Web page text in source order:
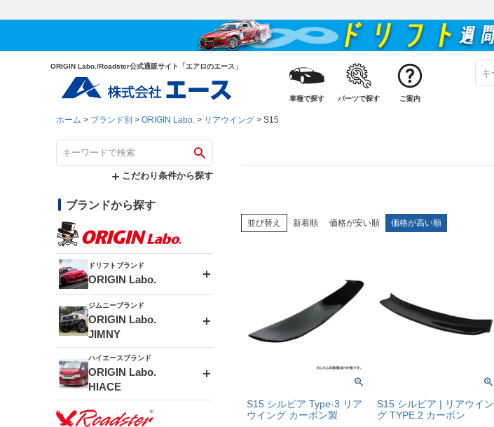
ORIGIN Labo./Roadster公式通販サイト「エアロのエース」
車種で探す パーツで探す ご案内
ホーム ブランド別 ORIGIN Labo. リアウイング S15
こだわり条件から探す
ブランドから探す
ドリフトブランド
ORIGIN Labo.
エアロシリーズ
ドリフトライン
風神(180SX)
フロントフェンダー
リアフェンダー
ジムニーブランド
ORIGIN Labo.
JIMNY
アルミホイール
MUD-ZEUS
アルミホイール
MUD-SR7
ハイエースブランド
ORIGIN Labo.
HIACE
エアロシリーズ
並び替え 新着順 価格が安い順 価格が高い順
S15 シルビア Type-3 リア
ウイング カーボン製
S15 シルビア | リアウイン
グ TYPE.2 カーボン